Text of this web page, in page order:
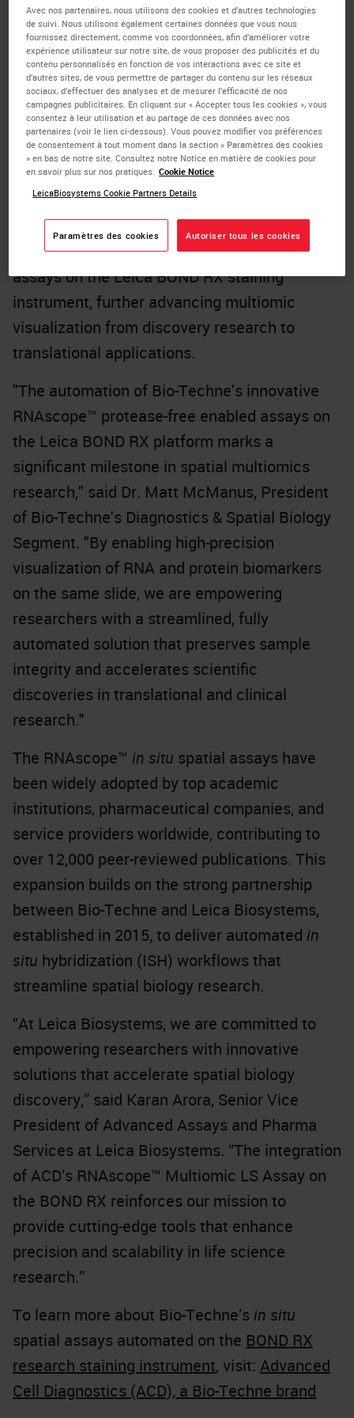
free workflows on theBOND RX research
staining instrument, further advancing the
capabilities of spatial biology research.
The RNAscope™ Multiomic LS Assay enables
simultaneous fluorescent detection of up to
six RNA and/or protein biomarkers on the
same slide, preserving RNA and protein
integrity while maintaining tissue morphology.
Additionally, ACD introduces a protease-free
workflow for RNAscope™ 2.5 single-plex
assays on the Leica BOND RX staining
instrument, further advancing multiomic
visualization from discovery research to
translational applications.
"The automation of Bio-Techne's innovative
RNAscope™ protease-free enabled assays on
the Leica BOND RX platform marks a
significant milestone in spatial multiomics
research," said Dr. Matt McManus, President
of Bio-Techne's Diagnostics & Spatial Biology
Segment. "By enabling high-precision
visualization of RNA and protein biomarkers
on the same slide, we are empowering
researchers with a streamlined, fully
automated solution that preserves sample
integrity and accelerates scientific
discoveries in translational and clinical
research."
The RNAscope™ in situ spatial assays have
been widely adopted by top academic
institutions, pharmaceutical companies, and
service providers worldwide, contributing to
over 12,000 peer-reviewed publications. This
expansion builds on the strong partnership
between Bio-Techne and Leica Biosystems,
established in 2015, to deliver automated in
situ hybridization (ISH) workflows that
streamline spatial biology research.
“At Leica Biosystems, we are committed to
empowering researchers with innovative
solutions that accelerate spatial biology
discovery,” said Karan Arora, Senior Vice
President of Advanced Assays and Pharma
Services at Leica Biosystems. “The integration
of ACD’s RNAscope™ Multiomic LS Assay on
the BOND RX reinforces our mission to
provide cutting-edge tools that enhance
precision and scalability in life science
research.”
To learn more about Bio-Techne’s in situ
spatial assays automated on the BOND RX
research staining instrument, visit: Advanced
Cell Diagnostics (ACD), a Bio-Techne brand
Avec nos partenaires, nous utilisons des cookies et d’autres technologies
de suivi. Nous utilisons également certaines données que vous nous
fournissez directement, comme vos coordonnées, afin d’améliorer votre
expérience utilisateur sur notre site, de vous proposer des publicités et du
contenu personnalisés en fonction de vos interactions avec ce site et
d’autres sites, de vous permettre de partager du contenu sur les réseaux
sociaux, d’effectuer des analyses et de mesurer l’efficacité de nos
campagnes publicitaires. En cliquant sur « Accepter tous les cookies », vous
consentez à leur utilisation et au partage de ces données avec nos
partenaires (voir le lien ci-dessous). Vous pouvez modifier vos préférences
de consentement à tout moment dans la section « Paramètres des cookies
» en bas de notre site. Consultez notre Notice en matière de cookies pour
en savoir plus sur nos pratiques. Cookie Notice
LeicaBiosystems Cookie Partners Details
Paramètres des cookies Autoriser tous les cookies